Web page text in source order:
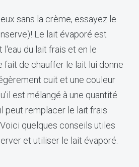
sans la crème, essayez le
Le lait évaporé est
l'eau du lait frais et en le
fait de chauffer le lait lui donne
cuit et une couleur
est mélangé à une quantité
peut remplacer le lait frais
quelques conseils utiles
et utiliser le lait évaporé.